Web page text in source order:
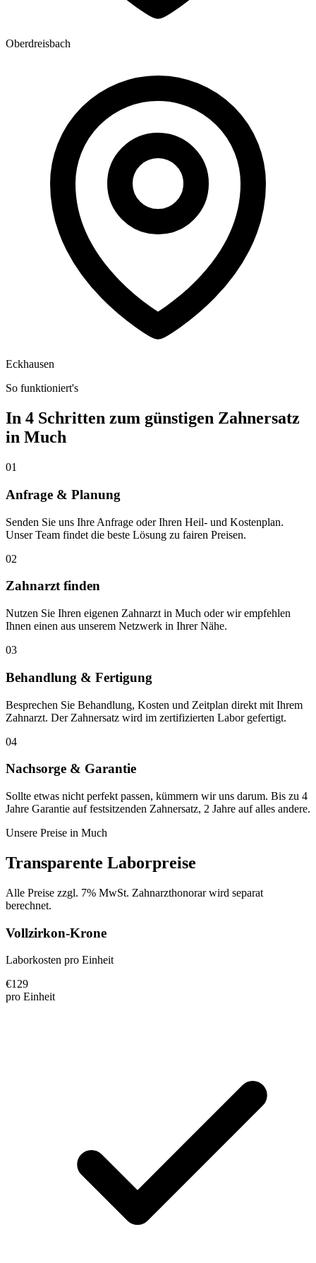
Oberdreisbach
Eckhausen
So funktioniert's
In 4 Schritten zum günstigen Zahnersatz
in Much
01
Anfrage & Planung
Senden Sie uns Ihre Anfrage oder Ihren Heil- und Kostenplan.
Unser Team findet die beste Lösung zu fairen Preisen.
02
Zahnarzt finden
Nutzen Sie Ihren eigenen Zahnarzt in Much oder wir empfehlen
Ihnen einen aus unserem Netzwerk in Ihrer Nähe.
03
Behandlung & Fertigung
Besprechen Sie Behandlung, Kosten und Zeitplan direkt mit Ihrem
Zahnarzt. Der Zahnersatz wird im zertifizierten Labor gefertigt.
04
Nachsorge & Garantie
Sollte etwas nicht perfekt passen, kümmern wir uns darum. Bis zu 4
Jahre Garantie auf festsitzenden Zahnersatz, 2 Jahre auf alles andere.
Unsere Preise in Much
Transparente Laborpreise
Alle Preise zzgl. 7% MwSt. Zahnarzthonorar wird separat
berechnet.
Vollzirkon-Krone
Laborkosten pro Einheit
€129
pro Einheit